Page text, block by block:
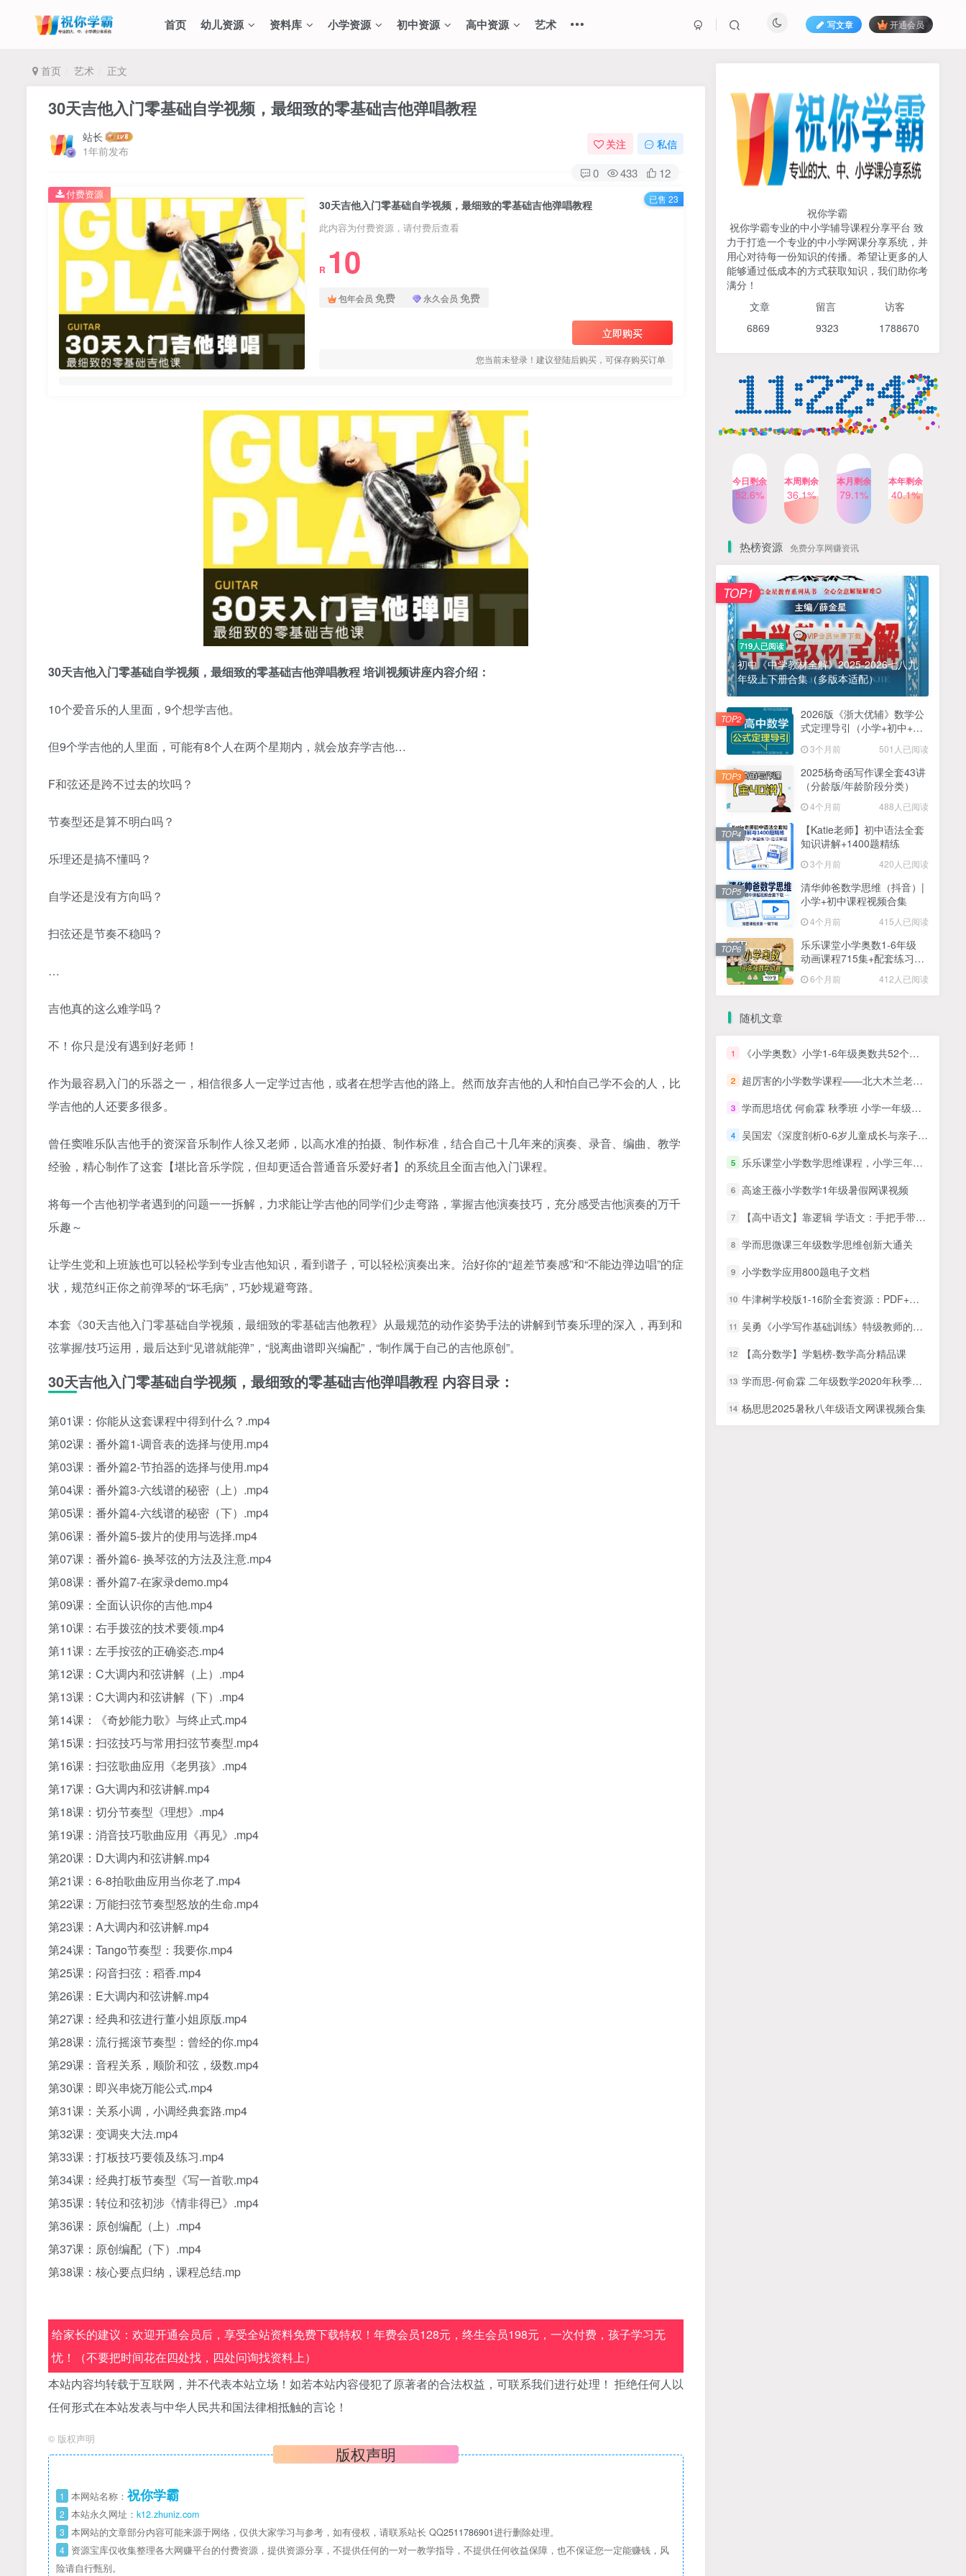
首页 幼儿资源 资料库 小学资源 初中资源 高中资源 艺术 写文章 开通会员
首页 艺术 正文
30天吉他入门零基础自学视频，最细致的零基础吉他弹唱教程
站长
1年前发布
关注 私信
0 433 12
30天吉他入门零基础自学视频，最细致的零基础吉他弹唱教程
此内容为付费资源，请付费后查看
R 10
包年会员 免费 永久会员 免费
立即购买
您当前未登录！建议登陆后购买，可保存购买订单
付费资源 已售 23
30天吉他入门零基础自学视频，最细致的零基础吉他弹唱教程 培训视频讲座内容介绍：
10个爱音乐的人里面，9个想学吉他。
但9个学吉他的人里面，可能有8个人在两个星期内，就会放弃学吉他…
F和弦还是跨不过去的坎吗？
节奏型还是算不明白吗？
乐理还是搞不懂吗？
自学还是没有方向吗？
扫弦还是节奏不稳吗？
…
吉他真的这么难学吗？
不！你只是没有遇到好老师！
作为最容易入门的乐器之一，相信很多人一定学过吉他，或者在想学吉他的路上。然而放弃吉他的人和怕自己学不会的人，比
学吉他的人还要多很多。
曾任窦唯乐队吉他手的资深音乐制作人徐又老师，以高水准的拍摄、制作标准，结合自己十几年来的演奏、录音、编曲、教学
经验，精心制作了这套【堪比音乐学院，但却更适合普通音乐爱好者】的系统且全面吉他入门课程。
将每一个吉他初学者遇到的问题一一拆解，力求能让学吉他的同学们少走弯路，掌握吉他演奏技巧，充分感受吉他演奏的万千
乐趣～
让学生党和上班族也可以轻松学到专业吉他知识，看到谱子，可以轻松演奏出来。治好你的“超差节奏感”和“不能边弹边唱”的症
状，规范纠正你之前弹琴的“坏毛病”，巧妙规避弯路。
本套《30天吉他入门零基础自学视频，最细致的零基础吉他教程》从最规范的动作姿势手法的讲解到节奏乐理的深入，再到和
弦掌握/技巧运用，最后达到“见谱就能弹”，“脱离曲谱即兴编配”，“制作属于自己的吉他原创”。
30天吉他入门零基础自学视频，最细致的零基础吉他弹唱教程 内容目录：
第01课：你能从这套课程中得到什么？.mp4
第02课：番外篇1-调音表的选择与使用.mp4
第03课：番外篇2-节拍器的选择与使用.mp4
第04课：番外篇3-六线谱的秘密（上）.mp4
第05课：番外篇4-六线谱的秘密（下）.mp4
第06课：番外篇5-拨片的使用与选择.mp4
第07课：番外篇6- 换琴弦的方法及注意.mp4
第08课：番外篇7-在家录demo.mp4
第09课：全面认识你的吉他.mp4
第10课：右手拨弦的技术要领.mp4
第11课：左手按弦的正确姿态.mp4
第12课：C大调内和弦讲解（上）.mp4
第13课：C大调内和弦讲解（下）.mp4
第14课：《奇妙能力歌》与终止式.mp4
第15课：扫弦技巧与常用扫弦节奏型.mp4
第16课：扫弦歌曲应用《老男孩》.mp4
第17课：G大调内和弦讲解.mp4
第18课：切分节奏型《理想》.mp4
第19课：消音技巧歌曲应用《再见》.mp4
第20课：D大调内和弦讲解.mp4
第21课：6-8拍歌曲应用当你老了.mp4
第22课：万能扫弦节奏型怒放的生命.mp4
第23课：A大调内和弦讲解.mp4
第24课：Tango节奏型：我要你.mp4
第25课：闷音扫弦：稻香.mp4
第26课：E大调内和弦讲解.mp4
第27课：经典和弦进行董小姐原版.mp4
第28课：流行摇滚节奏型：曾经的你.mp4
第29课：音程关系，顺阶和弦，级数.mp4
第30课：即兴串烧万能公式.mp4
第31课：关系小调，小调经典套路.mp4
第32课：变调夹大法.mp4
第33课：打板技巧要领及练习.mp4
第34课：经典打板节奏型《写一首歌.mp4
第35课：转位和弦初涉《情非得已》.mp4
第36课：原创编配（上）.mp4
第37课：原创编配（下）.mp4
第38课：核心要点归纳，课程总结.mp
给家长的建议：欢迎开通会员后，享受全站资料免费下载特权！年费会员128元，终生会员198元，一次付费，孩子学习无
忧！（不要把时间花在四处找，四处问询找资料上）
本站内容均转载于互联网，并不代表本站立场！如若本站内容侵犯了原著者的合法权益，可联系我们进行处理！ 拒绝任何人以
任何形式在本站发表与中华人民共和国法律相抵触的言论！
© 版权声明
版权声明
1 本网站名称： 祝你学霸
2 本站永久网址： k12.zhuniz.com
3 本网站的文章部分内容可能来源于网络，仅供大家学习与参考，如有侵权，请联系站长 QQ2511786901进行删除处理。
4 资源宝库仅收集整理各大网赚平台的付费资源，提供资源分享，不提供任何的一对一教学指导，不提供任何收益保障，也不保证您一定能赚钱，风
险请自行甄别。
719人已阅读
初中《中学教材全解》2025-2026七八九
TOP1
2026版《浙大优辅》数学公
式定理导引（小学+初中+高
中全套）PDF
3个月前 501人已阅读
TOP2
（分龄版/年龄阶段分类）
4个月前 488人已阅读
3个月前 420人已阅读
清华帅爸数学思维（抖音）|
小学+初中课程视频合集
TOP5
乐乐课堂小学奥数1-6年级
动画课程715集+配套练习册
高清PDF
6个月前 412人已阅读
祝你学霸
祝你学霸专业的中小学辅导课程分享平台 致
力于打造一个专业的中小学网课分享系统，并
用心对待每一份知识的传播。希望让更多的人
能够通过低成本的方式获取知识，我们助你考
满分！
文章 留言 访客
6869 9323 1788670
今日剩余
52.6%
本周剩余
36.1%
本月剩余
79.1%
本年剩余
40.1%
热榜资源 免费分享网赚资讯
719人已阅读
初中《中学教材全解》2025-2026七八九
年级上下册合集（多版本适配）
TOP1
2026版《浙大优辅》数学公
式定理导引（小学+初中+高
3个月前 501人已阅读
TOP2
2025杨奇函写作课全套43讲
（分龄版/年龄阶段分类）
4个月前 488人已阅读
TOP3
【Katie老师】初中语法全套
知识讲解+1400题精练
3个月前 420人已阅读
TOP4
清华帅爸数学思维（抖音）|
小学+初中课程视频合集
4个月前 415人已阅读
TOP5
乐乐课堂小学奥数1-6年级
动画课程715集+配套练习册
6个月前 412人已阅读
TOP6
随机文章
1 《小学奥数》小学1-6年级奥数共52个模块，共767个小视频百度网盘下载，小学奥数全套高清视频课程
2 超厉害的小学数学课程——北大木兰老师的小学4年级《学霸思维满分数学》全国通用版！
3 学而思培优 何俞霖 秋季班 小学一年级数学秋季创新班 MP4视频课16讲完结带讲义百度网盘下载
4 吴国宏《深度剖析0-6岁儿童成长与亲子问题》亲子教育
5 乐乐课堂小学数学思维课程，小学三年级数学奥数MP4视频课程
6 高途王薇小学数学1年级暑假网课视频
7 【高中语文】靠逻辑 学语文：手把手带你搞定现代文阅读全12讲
8 学而思微课三年级数学思维创新大通关
9 小学数学应用800题电子文档
10 牛津树学校版1-16阶全套资源：PDF+练习册+音频，
11 吴勇《小学写作基础训练》特级教师的小学写作教学
12 【高分数学】学魁榜-数学高分精品课
13 学而思-何俞霖 二年级数学2020年秋季培优勤思班
14 杨思思2025暑秋八年级语文网课视频合集